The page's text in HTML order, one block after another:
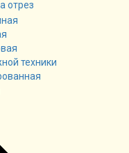
отрез
техники